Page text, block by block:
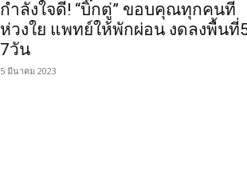
กำลังใจดี! “บิ๊กตู่” ขอบคุณทุกคนที่
ห่วงใย แพทย์ให้พักผ่อน งดลงพื้นที่
7วัน
5 มีนาคม 2023